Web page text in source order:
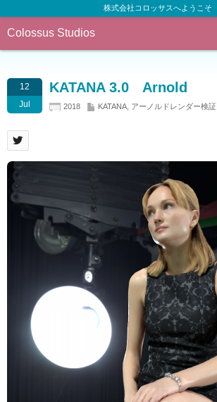
株式会社コロッサスへようこそ
Colossus Studios
12
Jul
KATANA 3.0 Arnold
2018 KATANA アーノルドレンダー検証